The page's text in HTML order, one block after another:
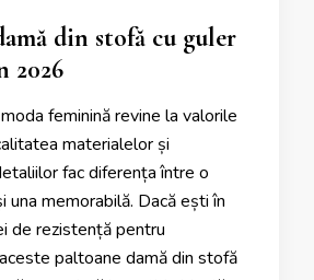
din stofă cu guler
2026
feminină revine la valorile
materialelor și
fac diferența între o
una memorabilă. Dacă ești în
de rezistență pentru
paltoane damă din stofă